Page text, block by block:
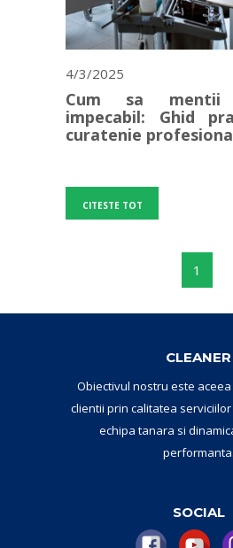
4/3/2025
Cum sa
impecabil: Ghid
curatenie
CITESTE TOT
1
CLEANER
Obiectivul nostru este
clientii prin calitatea
echipa tanara si
performanta.
SOCIAL